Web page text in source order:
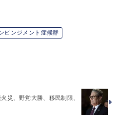
ピンジメント症候群
災、野党大勝、移民制限、